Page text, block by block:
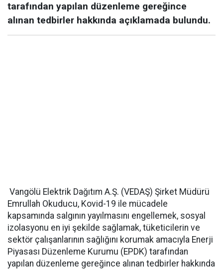
tarafından yapılan düzenleme gereğince
alınan tedbirler hakkında açıklamada bulundu.
Vangölü Elektrik Dağıtım A.Ş. (VEDAŞ) Şirket Müdürü
Emrullah Okuducu, Kovid-19 ile mücadele
kapsamında salgının yayılmasını engellemek, sosyal
izolasyonu en iyi şekilde sağlamak, tüketicilerin ve
sektör çalışanlarının sağlığını korumak amacıyla Enerji
Piyasası Düzenleme Kurumu (EPDK) tarafından
yapılan düzenleme gereğince alınan tedbirler hakkında